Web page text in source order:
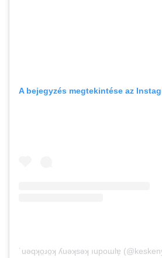
A bejegyzés megtekintése az